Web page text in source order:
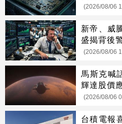
光
(2026/08/06
新帝、威
盛揭背後
(2026/08/06
馬斯克喊
輝達股價
(2026/08/06
台積電報